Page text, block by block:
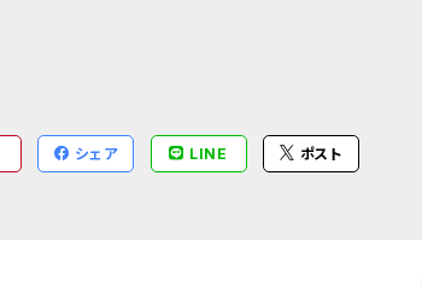
シェア LINE ポスト